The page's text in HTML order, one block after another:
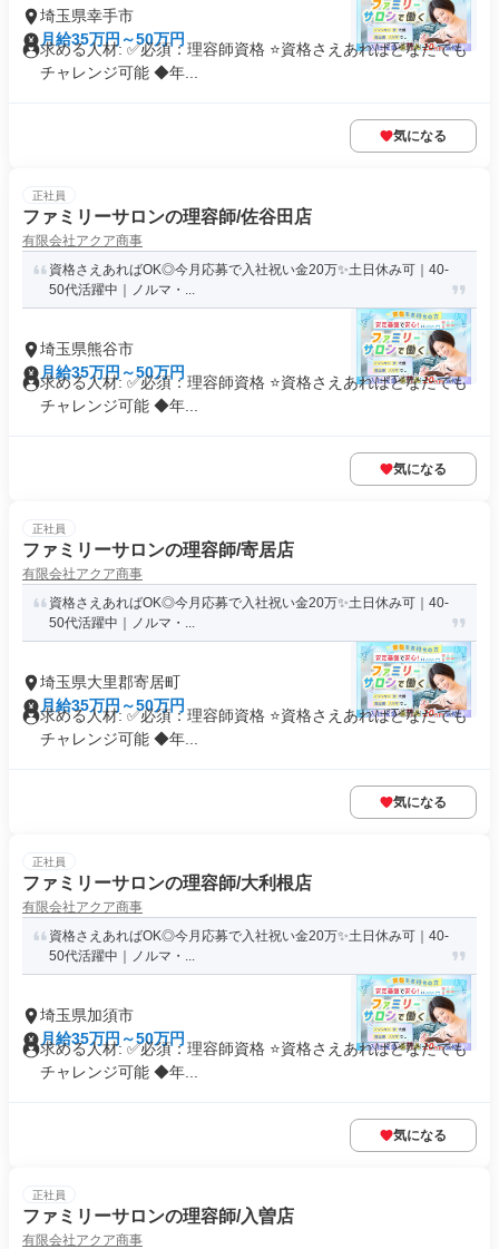
埼玉県幸手市
月給35万円～50万円
求める人材: ✅必須：理容師資格 ⭐️資格さえあればどなたでも
チャレンジ可能 ◆年...
気になる
正社員
ファミリーサロンの理容師/佐谷田店
有限会社アクア商事
資格さえあればOK◎今月応募で入社祝い金20万✨️土日休み可｜40-
50代活躍中｜ノルマ・...
埼玉県熊谷市
月給35万円～50万円
求める人材: ✅必須：理容師資格 ⭐️資格さえあればどなたでも
チャレンジ可能 ◆年...
気になる
正社員
ファミリーサロンの理容師/寄居店
有限会社アクア商事
資格さえあればOK◎今月応募で入社祝い金20万✨️土日休み可｜40-
50代活躍中｜ノルマ・...
埼玉県大里郡寄居町
月給35万円～50万円
求める人材: ✅必須：理容師資格 ⭐️資格さえあればどなたでも
チャレンジ可能 ◆年...
気になる
正社員
ファミリーサロンの理容師/大利根店
有限会社アクア商事
資格さえあればOK◎今月応募で入社祝い金20万✨️土日休み可｜40-
50代活躍中｜ノルマ・...
埼玉県加須市
月給35万円～50万円
求める人材: ✅必須：理容師資格 ⭐️資格さえあればどなたでも
チャレンジ可能 ◆年...
気になる
正社員
ファミリーサロンの理容師/入曽店
有限会社アクア商事